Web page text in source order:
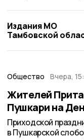
Издания МО
Тамбовской
Общество Вчера,
Жителей
Пушкари на
Приходской
в Пушкарской